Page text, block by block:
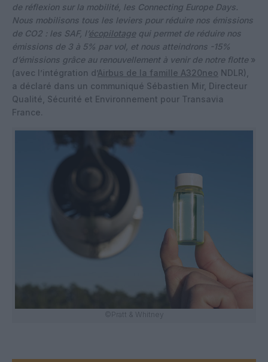
de réflexion sur la mobilité, les Connecting Europe Days.
Nous mobilisons tous les leviers pour réduire nos émissions
de CO2 : les SAF, l’écopilotage qui permet de réduire nos
émissions de 3 à 5% par vol, et nous atteindrons -15%
d’émissions grâce au renouvellement à venir de notre flotte »
(avec l’intégration d’Airbus de la famille A320neo NDLR),
a déclaré dans un communiqué Sébastien Mir, Directeur
Qualité, Sécurité et Environnement pour Transavia
France.
©Pratt & Whitney